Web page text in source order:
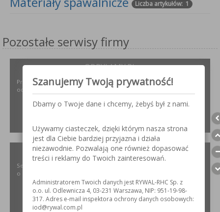
Liczba artykułów: 1
Pozostałe serwisy firmy
ODPYLAMY.PL
Projektowanie i dobór, montaż, serwis instalacji i urządzeń
odpylających dla różnych gałęzi przemysłu.
SZLIFOWANIE.INFO
Serwis internetowy poświęcony obróbce stali nierdzewnej. Wszystko
o materiałach, urządzeniach i technologiach.
Szanujemy Twoją prywatność!
Dbamy o Twoje dane i chcemy, żebyś był z nami.
Używamy ciasteczek, dzięki którym nasza strona
jest dla Ciebie bardziej przyjazna i działa
niezawodnie. Pozwalają one również dopasować
treści i reklamy do Twoich zainteresowań.
Administratorem Twoich danych jest RYWAL-RHC Sp. z
o.o. ul. Odlewnicza 4, 03-231 Warszawa, NIP: 951-19-98-
317. Adres e-mail inspektora ochrony danych osobowych:
iod@rywal.com.pl